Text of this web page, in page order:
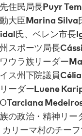
住民局長Puyr
大臣Marina Silva
氏、ベレン市長
スポーツ局長
ウラ族リーダー
ス州下院議員
ーダーLuene
Tarciana
の政治・精神リー
カリーマ村のチー